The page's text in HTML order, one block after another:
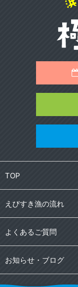
TOP
えびすき漁の流れ
よくあるご質問
お知らせ・ブログ